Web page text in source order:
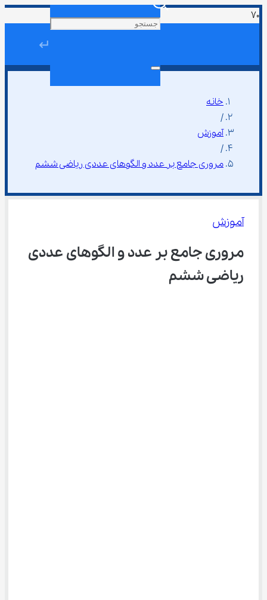
↵
خانه
/
آموزش
/
مروری جامع بر عدد و الگوهای عددی ریاضی ششم
آموزش
مروری جامع بر عدد و الگوهای عددی
ریاضی ششم